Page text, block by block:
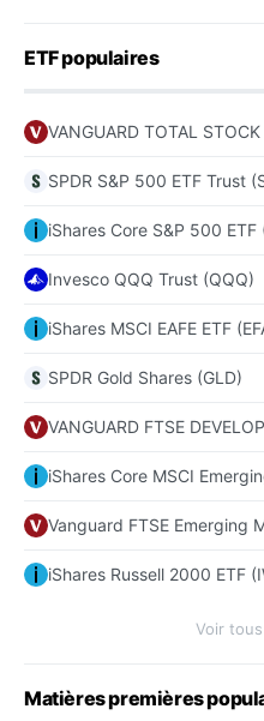
ETF populaires
VANGUARD TOTAL
SPDR S&P 500 ETF Trust
iShares Core S&P 500 ETF
Invesco QQQ Trust (QQQ)
iShares MSCI EAFE ETF
SPDR Gold Shares (GLD)
VANGUARD FTSE
iShares Core MSCI
Vanguard FTSE Emerging
iShares Russell 2000 ETF
Voir
Matières premières